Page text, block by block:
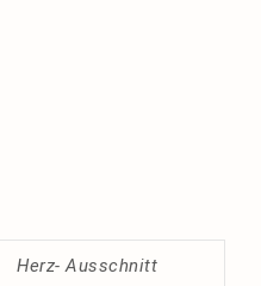
Herz- Ausschnitt